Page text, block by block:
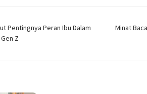
Pentingnya Peran Ibu Dalam
Z
Minat